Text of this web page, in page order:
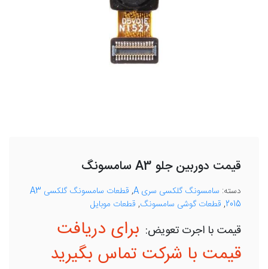
قیمت دوربین جلو A3 سامسونگ
دسته: سامسونگ گلکسی سری A ,
قطعات سامسونگ گلکسی A3
2015
, قطعات گوشی سامسونگ, قطعات موبایل
برای دریافت
قیمت با شرکت تماس بگیرید